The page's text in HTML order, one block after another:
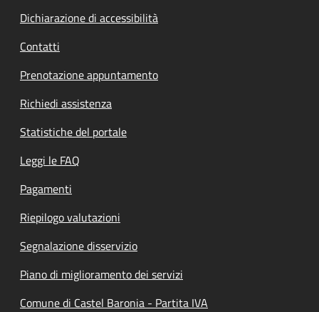
Dichiarazione di accessibilità
Contatti
Prenotazione appuntamento
Richiedi assistenza
Statistiche del portale
Leggi le FAQ
Pagamenti
Riepilogo valutazioni
Segnalazione disservizio
Piano di miglioramento dei servizi
Comune di Castel Baronia - Partita IVA